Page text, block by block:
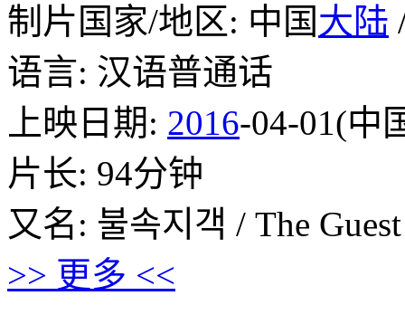
制片国家/地区: 中国大陆
语言: 汉语普通话
上映日期: 2016-04-01(中
片长: 94分钟
又名: 불속지객 / The Guest
>> 更多 <<